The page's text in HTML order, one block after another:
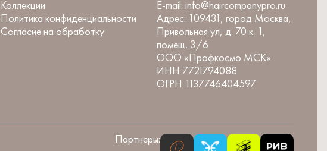
Коллекции
Политика конфиденциальности
Согласие на обработку
E-mail: info@haircompanypro.ru
Адрес: 109431, город Москва,
Привольная ул, д. 70 к. 1,
помещ. 3/6
ООО «Профкосмо МСК»
ИНН 7721794088
ОГРН 1137746404597
Партнеры: